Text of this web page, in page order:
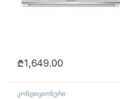
₾1,649.00
კონდიციონერი